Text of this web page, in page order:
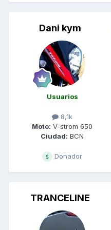
Dani kym
Usuarios
8,1k
Moto: V-strom 650
Ciudad: BCN
Donador
TRANCELINE